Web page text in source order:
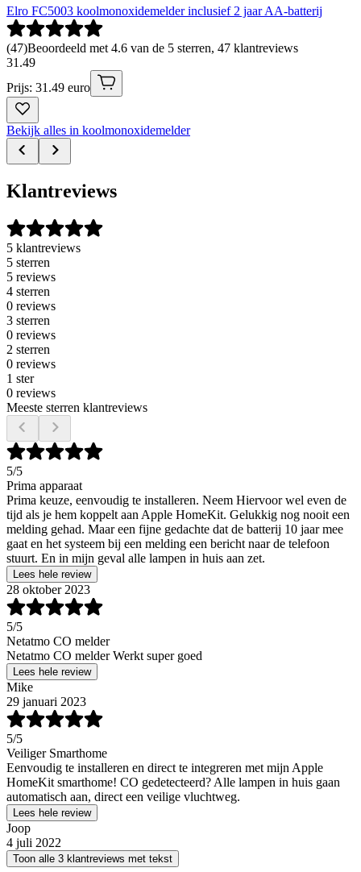
Elro FC5003 koolmonoxidemelder inclusief 2 jaar AA-batterij
(47)Beoordeeld met 4.6 van de 5 sterren, 47 klantreviews
31 .49
Prijs: 31.49 euro
Bekijk alles in koolmonoxidemelder
Klantreviews
5 klantreviews
5 sterren
5 reviews
4 sterren
0 reviews
3 sterren
0 reviews
2 sterren
0 reviews
1 ster
0 reviews
Meeste sterren klantreviews
5/5
Prima apparaat
Prima keuze, eenvoudig te installeren. Neem Hiervoor wel even de
tijd als je hem koppelt aan Apple HomeKit. Gelukkig nog nooit een
melding gehad. Maar een fijne gedachte dat de batterij 10 jaar mee
gaat en het systeem bij een melding een bericht naar de telefoon
stuurt. En in mijn geval alle lampen in huis aan zet.
Lees hele review
28 oktober 2023
5/5
Netatmo CO melder
Netatmo CO melder Werkt super goed
Lees hele review
Mike
29 januari 2023
5/5
Veiliger Smarthome
Eenvoudig te installeren en direct te integreren met mijn Apple
HomeKit smarthome! CO gedetecteerd? Alle lampen in huis gaan
automatisch aan, direct een veilige vluchtweg.
Lees hele review
Joop
4 juli 2022
Toon alle 3 klantreviews met tekst